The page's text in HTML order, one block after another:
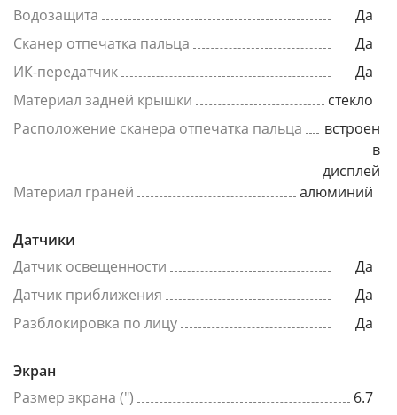
Водозащита
Да
Сканер отпечатка пальца
Да
ИК-передатчик
Да
Материал задней крышки
стекло
Расположение сканера отпечатка пальца
встроен
в
дисплей
Материал граней
алюминий
Датчики
Датчик освещенности
Да
Датчик приближения
Да
Разблокировка по лицу
Да
Экран
Размер экрана (")
6.7